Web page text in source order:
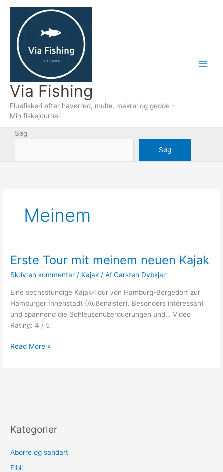
indholdet
Via Fishing
Fluefiskeri efter havørred, multe, makrel og gedde -
Min fiskejournal
Søg
Søg
Meinem
Erste Tour mit meinem neuen Kajak
Skriv en kommentar / Kajak / AfCarsten Dybkjar
Eine sechsstündige Kajak-Tour von Hamburg-Bergedorf zur
Hamburger Innenstadt (Außenalster). Besonders interessant
und spannend die Schleusenüberquerungen und… Video
Rating: 4 / 5
Erste
Read More »
Kategorier
Aborre og sandart
Elbil